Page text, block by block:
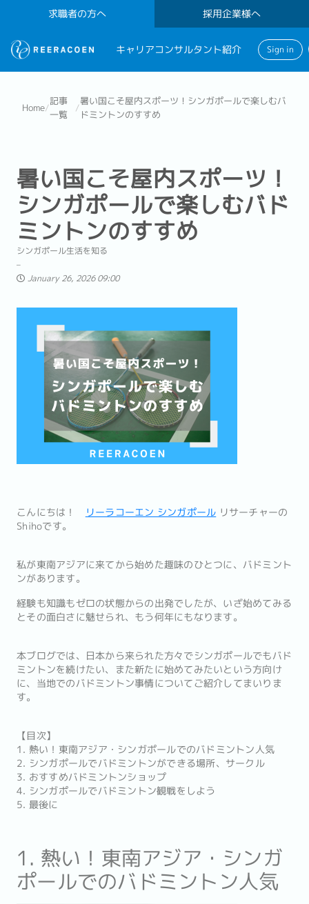
求職者の方へ 採用企業様へ
キャリアコンサルタント紹介 Sign in
Home/
記事
一覧
/
暑い国こそ屋内スポーツ！シンガポールで楽しむバ
ドミントンのすすめ
暑い国こそ屋内スポーツ！
シンガポールで楽しむバド
ミントンのすすめ
シンガポール生活を知る
January 26, 2026 09:00
こんにちは！ リーラコーエン シンガポール リサーチャーの
Shihoです。
私が東南アジアに来てから始めた趣味のひとつに、バドミント
ンがあります。
経験も知識もゼロの状態からの出発でしたが、いざ始めてみる
とその面白さに魅せられ、もう何年にもなります。
本ブログでは、日本から来られた方々でシンガポールでもバド
ミントンを続けたい、また新たに始めてみたいという方向け
に、当地でのバドミントン事情についてご紹介してまいりま
す。
【目次】
1. 熱い！東南アジア・シンガポールでのバドミントン人気
2. シンガポールでバドミントンができる場所、サークル
3. おすすめバドミントンショップ
4. シンガポールでバドミントン観戦をしよう
5. 最後に
1. 熱い！東南アジア・シンガ
ポールでのバドミントン人気